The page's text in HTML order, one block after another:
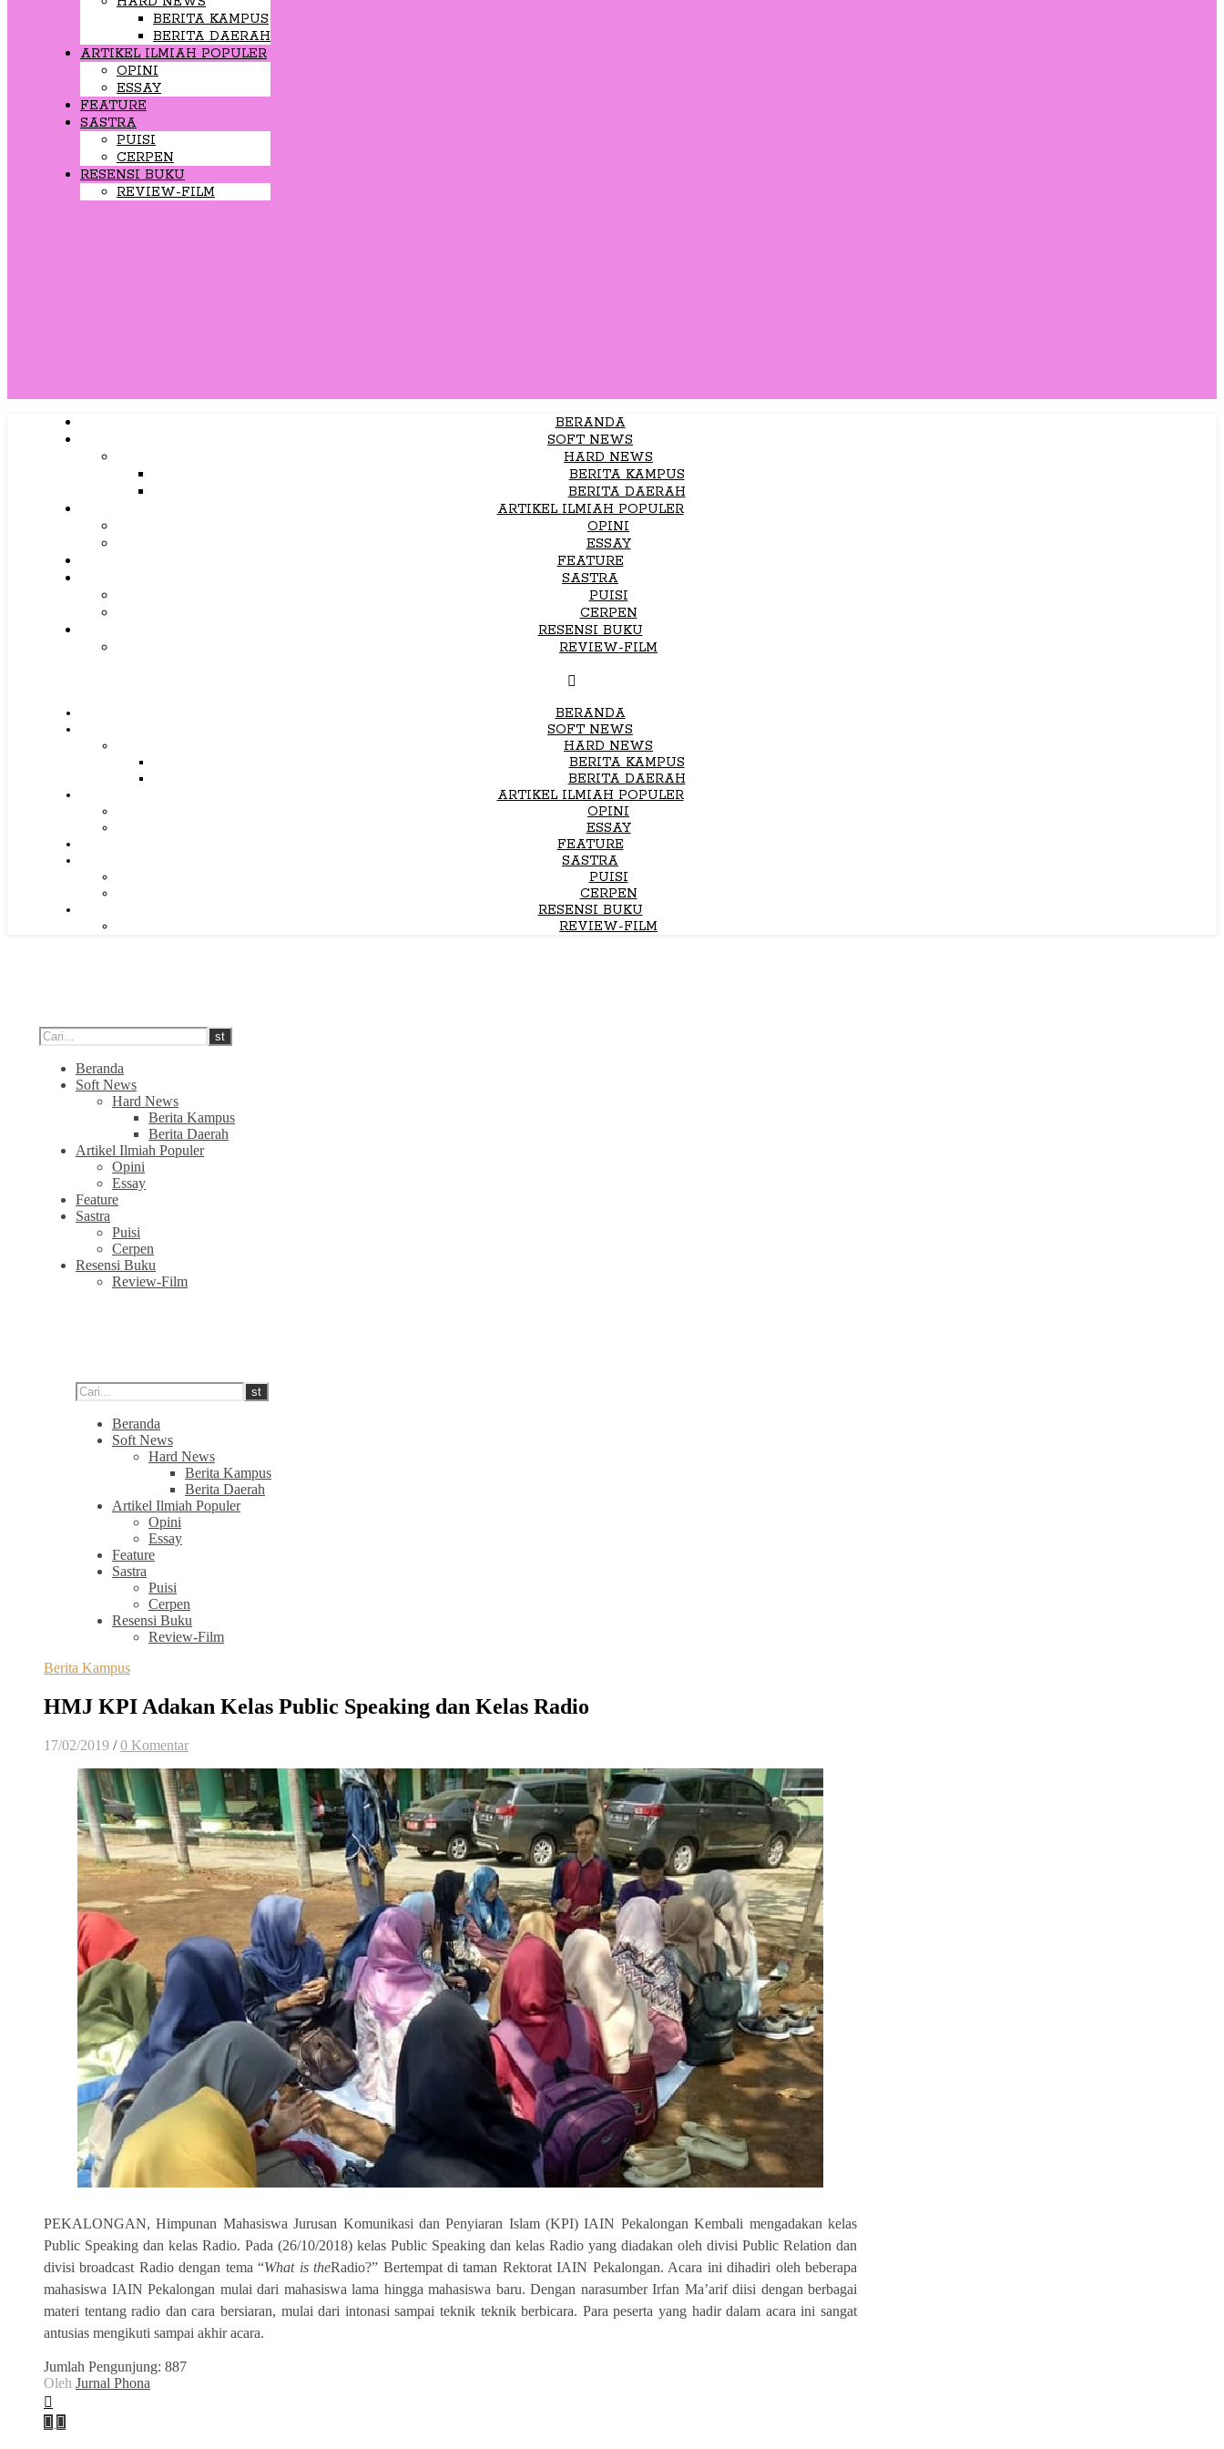
BERITA KAMPUS
BERITA DAERAH
ARTIKEL ILMIAH POPULER
OPINI
ESSAY
FEATURE
SASTRA
PUISI
CERPEN
RESENSI BUKU
REVIEW-FILM
BERANDA
SOFT NEWS
HARD NEWS
BERITA KAMPUS
BERITA DAERAH
ARTIKEL ILMIAH POPULER
OPINI
ESSAY
FEATURE
SASTRA
PUISI
CERPEN
RESENSI BUKU
REVIEW-FILM
BERANDA
SOFT NEWS
HARD NEWS
BERITA KAMPUS
BERITA DAERAH
ARTIKEL ILMIAH POPULER
OPINI
ESSAY
FEATURE
SASTRA
PUISI
CERPEN
RESENSI BUKU
REVIEW-FILM
Beranda
Soft News
Hard News
Berita Kampus
Berita Daerah
Artikel Ilmiah Populer
Opini
Essay
Feature
Sastra
Puisi
Cerpen
Resensi Buku
Review-Film
Beranda
Soft News
Hard News
Berita Kampus
Berita Daerah
Artikel Ilmiah Populer
Opini
Essay
Feature
Sastra
Puisi
Cerpen
Resensi Buku
Review-Film
Berita Kampus
HMJ KPI Adakan Kelas Public Speaking dan Kelas Radio
17/02/2019 / 0 Komentar
PEKALONGAN, Himpunan Mahasiswa Jurusan Komunikasi dan Penyiaran Islam (KPI) IAIN Pekalongan Kembali mengadakan kelas
Public Speaking dan kelas Radio. Pada (26/10/2018) kelas Public Speaking dan kelas Radio yang diadakan oleh divisi Public Relation dan
divisi broadcast Radio dengan tema “What is theRadio?” Bertempat di taman Rektorat IAIN Pekalongan. Acara ini dihadiri oleh beberapa
mahasiswa IAIN Pekalongan mulai dari mahasiswa lama hingga mahasiswa baru. Dengan narasumber Irfan Ma’arifdiisi dengan berbagai
materi tentang radio dan cara bersiaran, mulai dari intonasi sampai teknik teknik berbicara. Para peserta yang hadir dalam acara ini sangat
antusias mengikuti sampai akhir acara.
Jumlah Pengunjung: 887
Oleh Jurnal Phona